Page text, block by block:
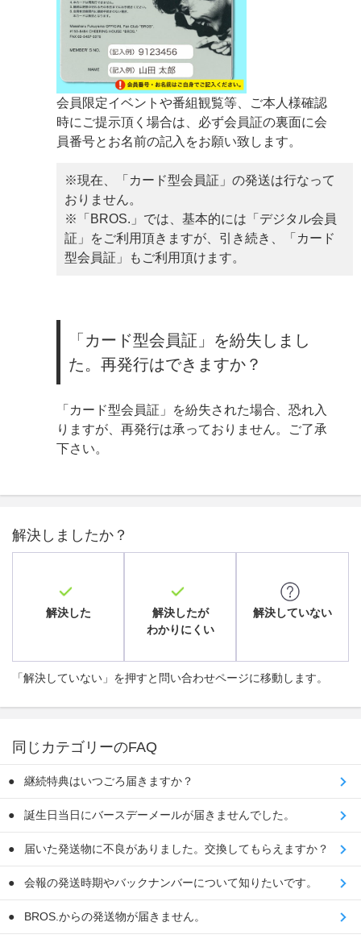
会員限定イベントや番組観覧等、ご本人様確認
時にご提示頂く場合は、必ず会員証の裏面に会
員番号とお名前の記入をお願い致します。
※現在、「カード型会員証」の発送は行なって
おりません。
※「BROS.」では、基本的には「デジタル会員
証」をご利用頂きますが、引き続き、「カード
型会員証」もご利用頂けます。
「カード型会員証」を紛失しまし
た。再発行はできますか？
「カード型会員証」を紛失された場合、恐れ入
りますが、再発行は承っておりません。ご了承
下さい。
解決しましたか？
解決した
解決したが
わかりにくい
解決していない
「解決していない」を押すと問い合わせページに移動します。
同じカテゴリーのFAQ
継続特典はいつごろ届きますか？
誕生日当日にバースデーメールが届きませんでした。
届いた発送物に不良がありました。交換してもらえますか？
会報の発送時期やバックナンバーについて知りたいです。
BROS.からの発送物が届きません。